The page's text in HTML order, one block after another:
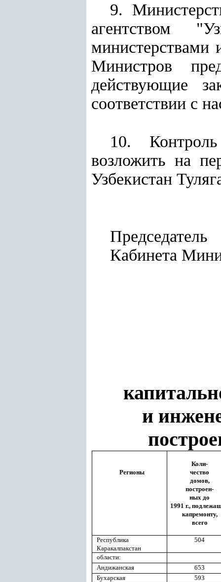
9.
агентством
министерствами
Министров
действующие
соответствии с
10.
возложить на
Узбекистан
Председатель
и
Регионы
Коли-
чество
домов,
построен-
ных до
1991 г.,
капремонту,
всего
Республика
Каракалпакстан
504
области:
Андижанская
653
Бухарская
593